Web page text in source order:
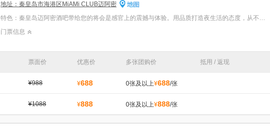
地址：秦皇岛市海港区MiAMi CLUB迈阿密
特色：秦皇岛迈阿密酒吧带给您的将会是感官上的震撼与体验。用品质打造夜生活的态度，从不定义娱乐，而
门票信息
票面价 优惠价 多张团购价 抵用 / 返现
¥988 ¥688 0张及以上¥688/张
¥1088 ¥888 0张及以上¥888/张